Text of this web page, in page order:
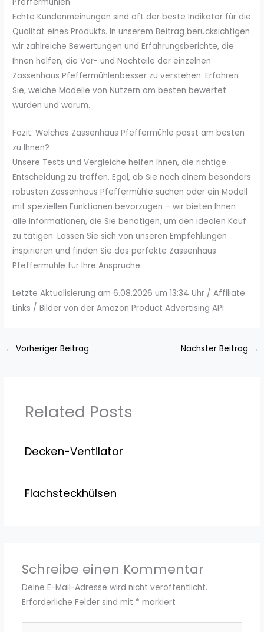
Pfeffermühlen
Echte Kundenmeinungen sind oft der beste Indikator für die
Qualität eines Produkts. In unserem Beitrag berücksichtigen
wir zahlreiche Bewertungen und Erfahrungsberichte, die
Ihnen helfen, die Vor- und Nachteile der einzelnen
Zassenhaus Pfeffermühlenbesser zu verstehen. Erfahren
Sie, welche Modelle von Nutzern am besten bewertet
wurden und warum.
Fazit: Welches Zassenhaus Pfeffermühle passt am besten
zu Ihnen?
Unsere Tests und Vergleiche helfen Ihnen, die richtige
Entscheidung zu treffen. Egal, ob Sie nach einem besonders
robusten Zassenhaus Pfeffermühle suchen oder ein Modell
mit speziellen Funktionen bevorzugen – wir bieten Ihnen
alle Informationen, die Sie benötigen, um den idealen Kauf
zu tätigen. Lassen Sie sich von unseren Empfehlungen
inspirieren und finden Sie das perfekte Zassenhaus
Pfeffermühle für Ihre Ansprüche.
Letzte Aktualisierung am 6.08.2026 um 13:34 Uhr / Affiliate
Links / Bilder von der Amazon Product Advertising API
← Vorheriger Beitrag Nächster Beitrag →
Related Posts
Decken-Ventilator
Flachsteckhülsen
Schreibe einen Kommentar
Deine E-Mail-Adresse wird nicht veröffentlicht.
Erforderliche Felder sind mit * markiert